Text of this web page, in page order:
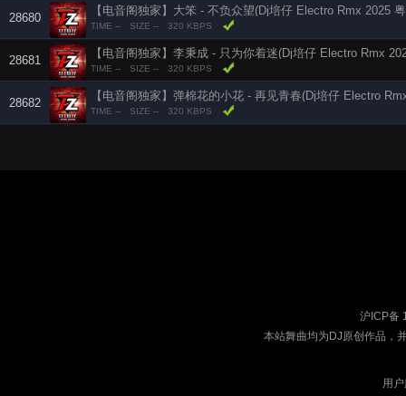
28680
【电音阁独家】大笨 - 不负众望(Dj培仔 Electro Rmx 2025
TIME -- SIZE -- 320 KBPS
28681
【电音阁独家】李秉成 - 只为你着迷(Dj培仔 Electro Rmx
TIME -- SIZE -- 320 KBPS
28682
【电音阁独家】弹棉花的小花 - 再见青春(Dj培仔 Electro
TIME -- SIZE -- 320 KBPS
沪ICP备
本站舞曲均为DJ原创作品，
用